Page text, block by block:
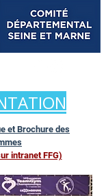
et Brochure des
intranet FFG)